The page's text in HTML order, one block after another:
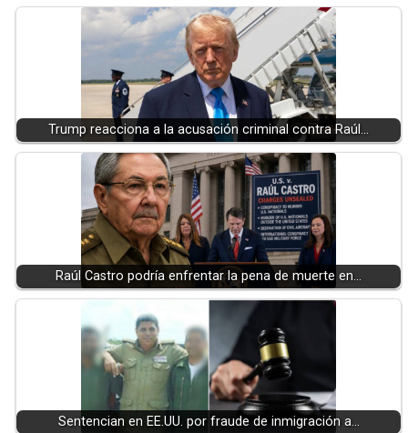
Trump reacciona a la acusación criminal contra Raúl…
Raúl Castro podría enfrentar la pena de muerte en…
Sentencian en EE.UU. por fraude de inmigración a…